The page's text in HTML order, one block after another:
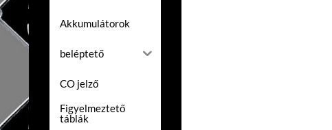
Akkumulátorok
beléptető
CO jelző
Figyelmeztető
táblák